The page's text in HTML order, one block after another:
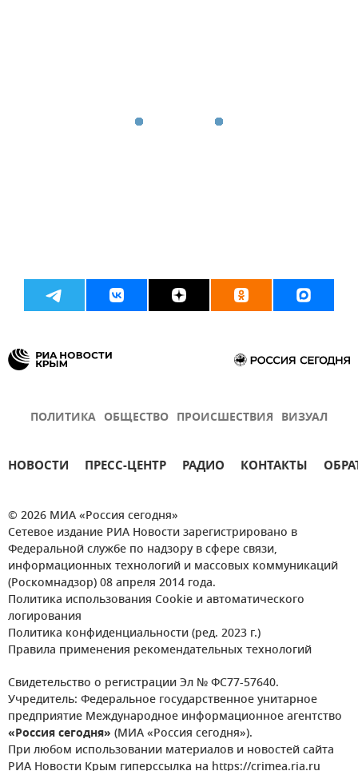
ПОЛИТИКА ОБЩЕСТВО ПРОИСШЕСТВИЯ ВИЗУАЛ
НОВОСТИ ПРЕСС-ЦЕНТР РАДИО КОНТАКТЫ
© 2026 МИА «Россия сегодня»
Сетевое издание РИА Новости зарегистрировано в
Федеральной службе по надзору в сфере связи,
информационных технологий и массовых коммуникаций
(Роскомнадзор) 08 апреля 2014 года.
Политика использования Cookie и автоматического
логирования
Политика конфиденциальности (ред. 2023 г.)
Правила применения рекомендательных технологий
Свидетельство о регистрации Эл № ФС77-57640.
Учредитель: Федеральное государственное унитарное
предприятие Международное информационное агентство
«Россия сегодня» (МИА «Россия сегодня»).
При любом использовании материалов и новостей сайта